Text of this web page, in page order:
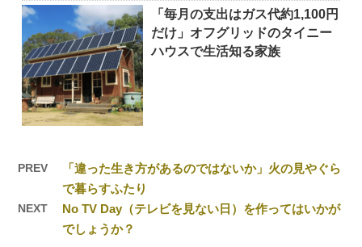
「毎月の支出はガス代約1,100円
だけ」オフグリッドのタイニー
ハウスで生活知る家族
PREV
「違った生き方があるのではないか」火の見やぐら
で暮らすふたり
NEXT
No TV Day（テレビを見ない日）を作ってはいかが
でしょうか？